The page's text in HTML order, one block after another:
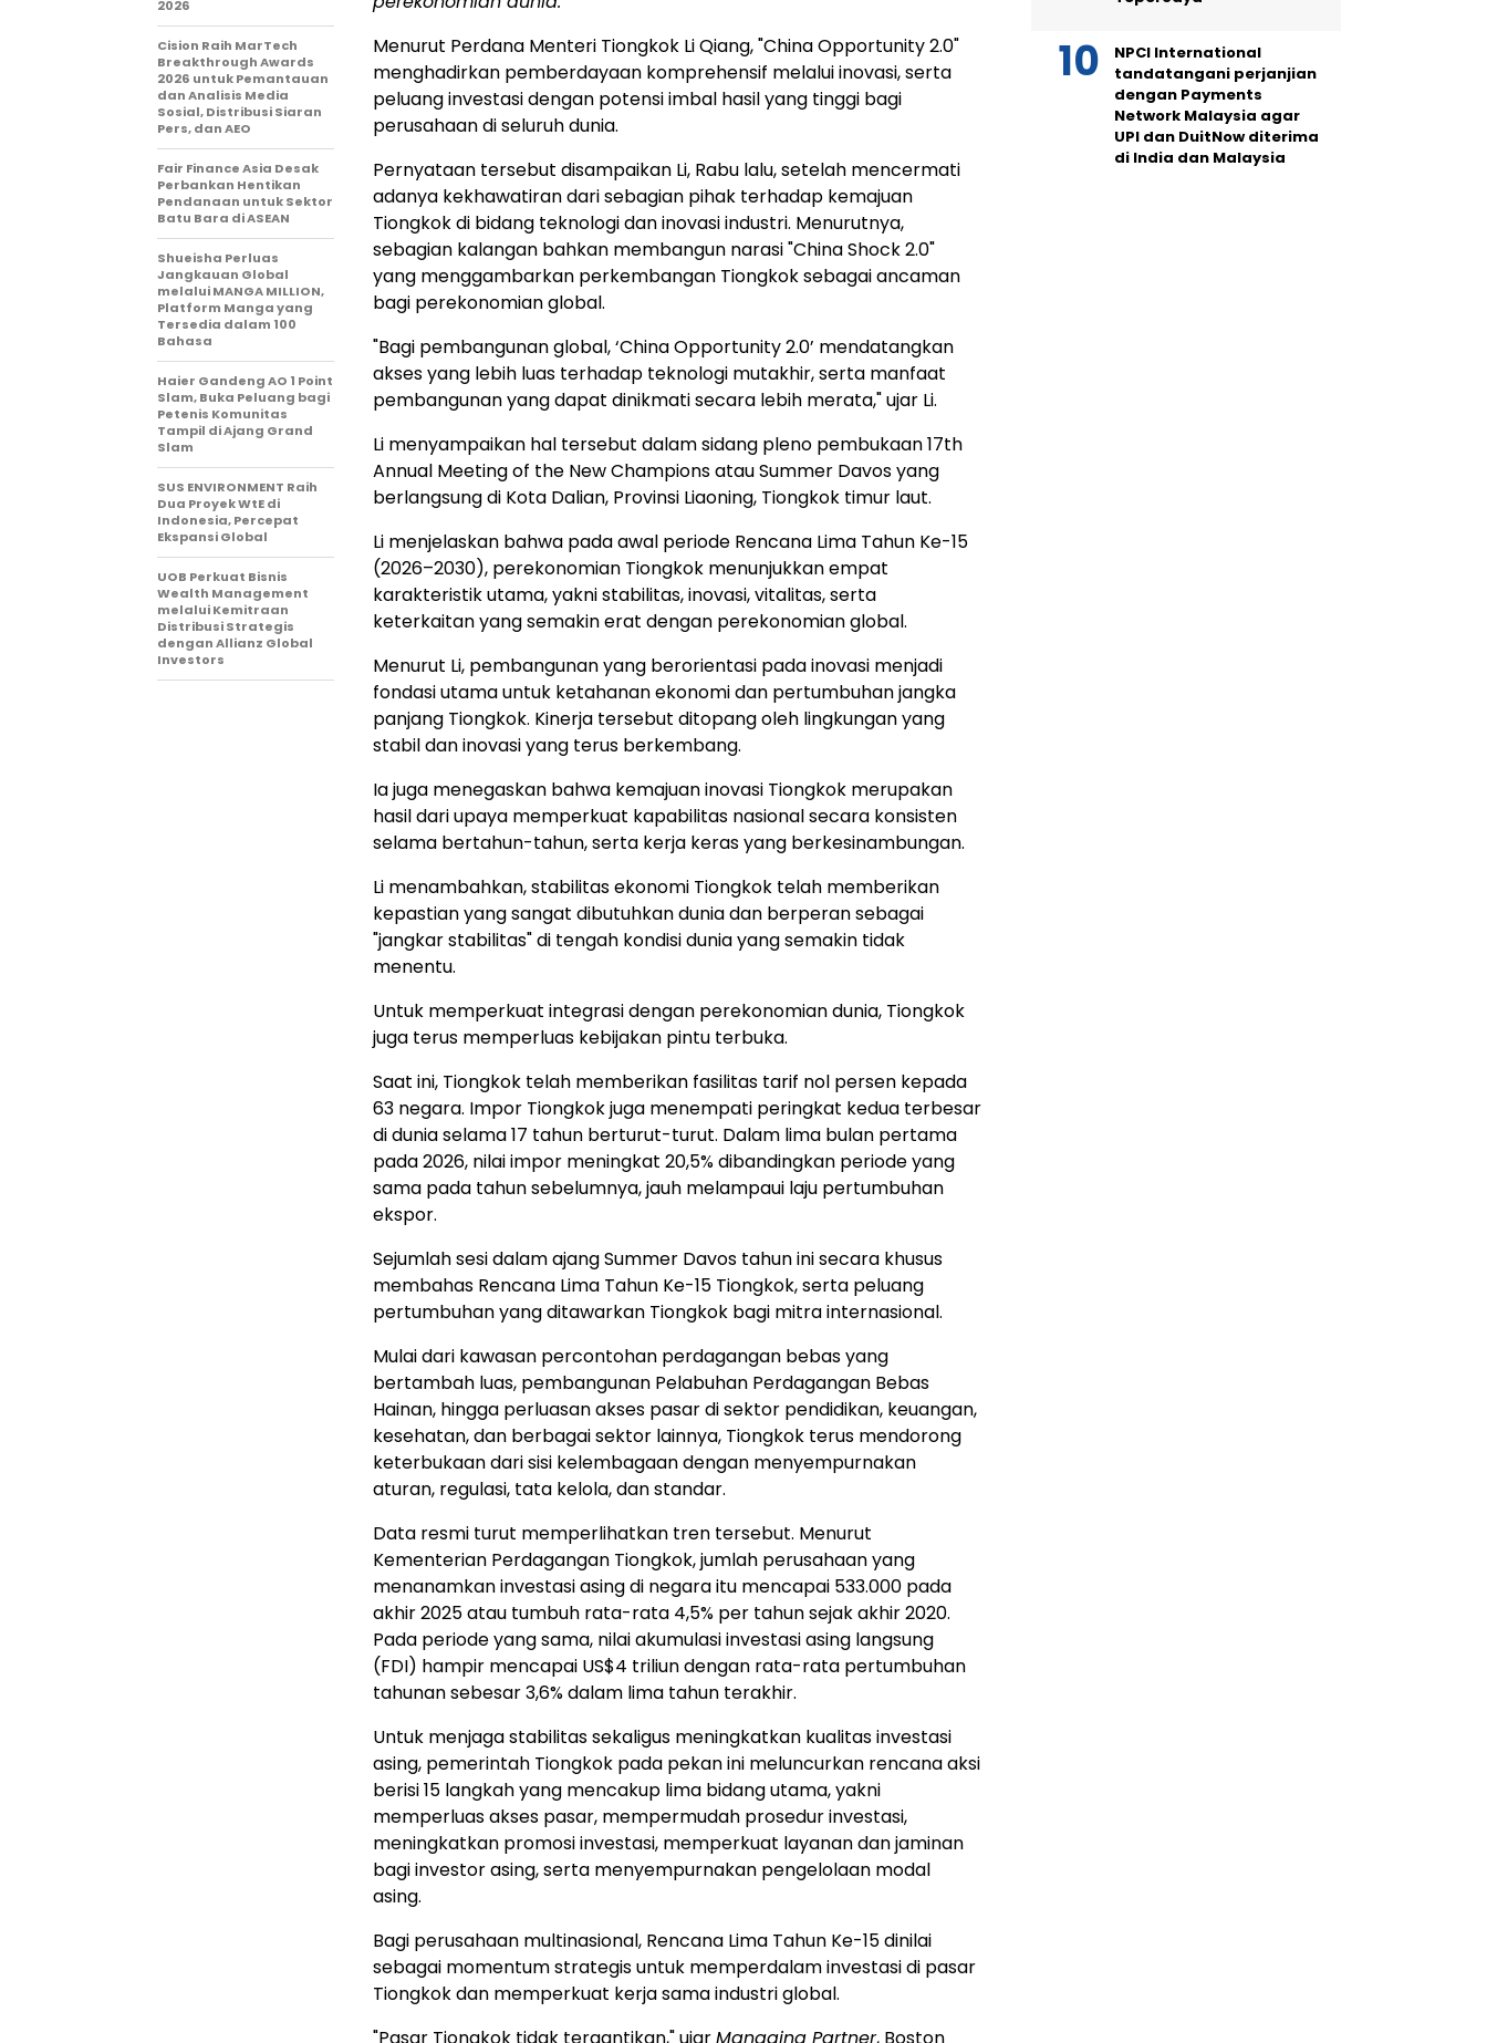
Menurut Perdana Menteri Tiongkok Li Qiang, "China Opportunity 2.0"
menghadirkan pemberdayaan komprehensif melalui inovasi, serta
peluang investasi dengan potensi imbal hasil yang tinggi bagi
perusahaan di seluruh dunia.
Pernyataan tersebut disampaikan Li, Rabu lalu, setelah mencermati
adanya kekhawatiran dari sebagian pihak terhadap kemajuan
Tiongkok di bidang teknologi dan inovasi industri. Menurutnya,
sebagian kalangan bahkan membangun narasi "China Shock 2.0"
yang menggambarkan perkembangan Tiongkok sebagai ancaman
bagi perekonomian global.
"Bagi pembangunan global, ‘China Opportunity 2.0’ mendatangkan
akses yang lebih luas terhadap teknologi mutakhir, serta manfaat
pembangunan yang dapat dinikmati secara lebih merata," ujar Li.
Li menyampaikan hal tersebut dalam sidang pleno pembukaan 17th
Annual Meeting of the New Champions atau Summer Davos yang
berlangsung di Kota Dalian, Provinsi Liaoning, Tiongkok timur laut.
Li menjelaskan bahwa pada awal periode Rencana Lima Tahun Ke-15
(2026–2030), perekonomian Tiongkok menunjukkan empat
karakteristik utama, yakni stabilitas, inovasi, vitalitas, serta
keterkaitan yang semakin erat dengan perekonomian global.
Menurut Li, pembangunan yang berorientasi pada inovasi menjadi
fondasi utama untuk ketahanan ekonomi dan pertumbuhan jangka
panjang Tiongkok. Kinerja tersebut ditopang oleh lingkungan yang
stabil dan inovasi yang terus berkembang.
Ia juga menegaskan bahwa kemajuan inovasi Tiongkok merupakan
hasil dari upaya memperkuat kapabilitas nasional secara konsisten
selama bertahun-tahun, serta kerja keras yang berkesinambungan.
Li menambahkan, stabilitas ekonomi Tiongkok telah memberikan
kepastian yang sangat dibutuhkan dunia dan berperan sebagai
"jangkar stabilitas" di tengah kondisi dunia yang semakin tidak
menentu.
Untuk memperkuat integrasi dengan perekonomian dunia, Tiongkok
juga terus memperluas kebijakan pintu terbuka.
Saat ini, Tiongkok telah memberikan fasilitas tarif nol persen kepada
63 negara. Impor Tiongkok juga menempati peringkat kedua terbesar
di dunia selama 17 tahun berturut-turut. Dalam lima bulan pertama
pada 2026, nilai impor meningkat 20,5% dibandingkan periode yang
sama pada tahun sebelumnya, jauh melampaui laju pertumbuhan
ekspor.
Sejumlah sesi dalam ajang Summer Davos tahun ini secara khusus
membahas Rencana Lima Tahun Ke-15 Tiongkok, serta peluang
pertumbuhan yang ditawarkan Tiongkok bagi mitra internasional.
Mulai dari kawasan percontohan perdagangan bebas yang
bertambah luas, pembangunan Pelabuhan Perdagangan Bebas
Hainan, hingga perluasan akses pasar di sektor pendidikan, keuangan,
kesehatan, dan berbagai sektor lainnya, Tiongkok terus mendorong
keterbukaan dari sisi kelembagaan dengan menyempurnakan
aturan, regulasi, tata kelola, dan standar.
Data resmi turut memperlihatkan tren tersebut. Menurut
Kementerian Perdagangan Tiongkok, jumlah perusahaan yang
menanamkan investasi asing di negara itu mencapai 533.000 pada
akhir 2025 atau tumbuh rata-rata 4,5% per tahun sejak akhir 2020.
Pada periode yang sama, nilai akumulasi investasi asing langsung
(FDI) hampir mencapai US$4 triliun dengan rata-rata pertumbuhan
tahunan sebesar 3,6% dalam lima tahun terakhir.
Untuk menjaga stabilitas sekaligus meningkatkan kualitas investasi
asing, pemerintah Tiongkok pada pekan ini meluncurkan rencana aksi
berisi 15 langkah yang mencakup lima bidang utama, yakni
memperluas akses pasar, mempermudah prosedur investasi,
meningkatkan promosi investasi, memperkuat layanan dan jaminan
bagi investor asing, serta menyempurnakan pengelolaan modal
asing.
Bagi perusahaan multinasional, Rencana Lima Tahun Ke-15 dinilai
sebagai momentum strategis untuk memperdalam investasi di pasar
Tiongkok dan memperkuat kerja sama industri global.
2026
Cision Raih MarTech
Breakthrough Awards
2026 untuk Pemantauan
dan Analisis Media
Sosial, Distribusi Siaran
Pers, dan AEO
Fair Finance Asia Desak
Perbankan Hentikan
Pendanaan untuk Sektor
Batu Bara di ASEAN
Shueisha Perluas
Jangkauan Global
melalui MANGA MILLION,
Platform Manga yang
Tersedia dalam 100
Bahasa
Haier Gandeng AO 1 Point
Slam, Buka Peluang bagi
Petenis Komunitas
Tampil di Ajang Grand
Slam
SUS ENVIRONMENT Raih
Dua Proyek WtE di
Indonesia, Percepat
Ekspansi Global
UOB Perkuat Bisnis
Wealth Management
melalui Kemitraan
Distribusi Strategis
dengan Allianz Global
Investors
NPCI International
tandatangani perjanjian
dengan Payments
Network Malaysia agar
UPI dan DuitNow diterima
di India dan Malaysia